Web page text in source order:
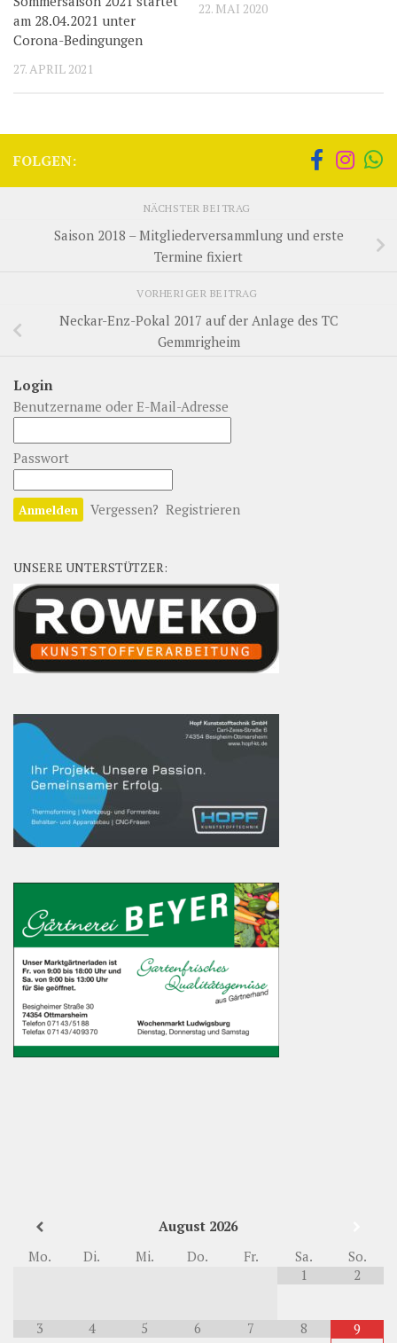
am 28.04.2021 unter
Corona-Bedingungen
27. APRIL 2021
22. MAI 2020
FOLGEN:
NÄCHSTER BEITRAG
Saison 2018 – Mitgliederversammlung und erste
Termine fixiert
VORHERIGER BEITRAG
Neckar-Enz-Pokal 2017 auf der Anlage des TC
Gemmrigheim
Login
Benutzername oder E-Mail-Adresse
Passwort
Vergessen? Registrieren
UNSERE UNTERSTÜTZER:
August 2026
Mo.
Di. Mi. Do. Fr. Sa.
So.
1
2
3 4 5 6 7 8 9